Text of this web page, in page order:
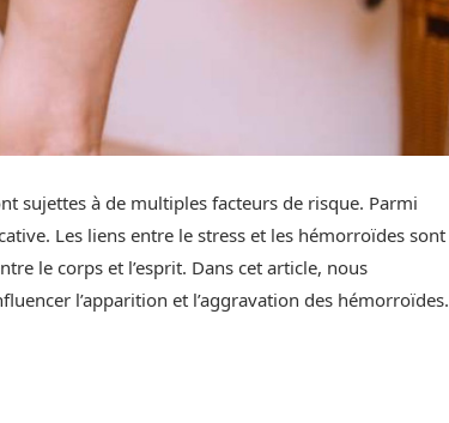
sujettes à de multiples facteurs de risque. Parmi
Les liens entre le stress et les hémorroïdes sont
le corps et l’esprit. Dans cet article, nous
l’apparition et l’aggravation des hémorroïdes.